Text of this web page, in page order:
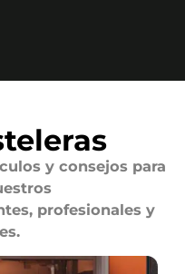
y consejos para
profesionales y